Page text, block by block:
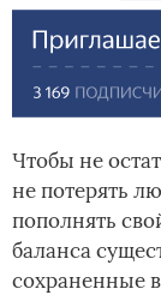
Чтобы не
не потерять
пополнять
баланса
сохраненные